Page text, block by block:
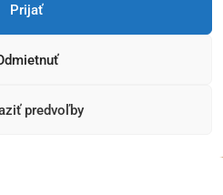
Prijať
predvoľby